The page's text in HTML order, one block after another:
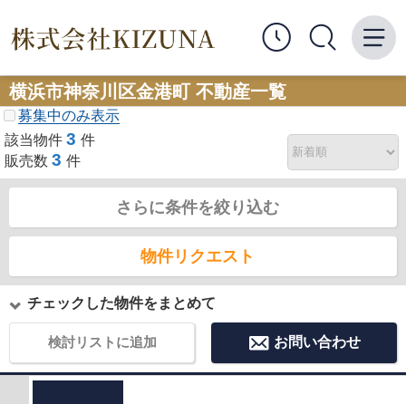
横浜市神奈川区金港町 不動産一覧
募集中のみ表示
該当物件 3 件
販売数 3 件
さらに条件を絞り込む
物件リクエスト
チェックした物件をまとめて
検討リストに追加 お問い合わせ